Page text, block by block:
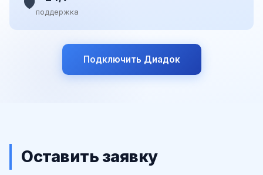
🛡️поддержка
Подключить Диадок
Оставить заявку